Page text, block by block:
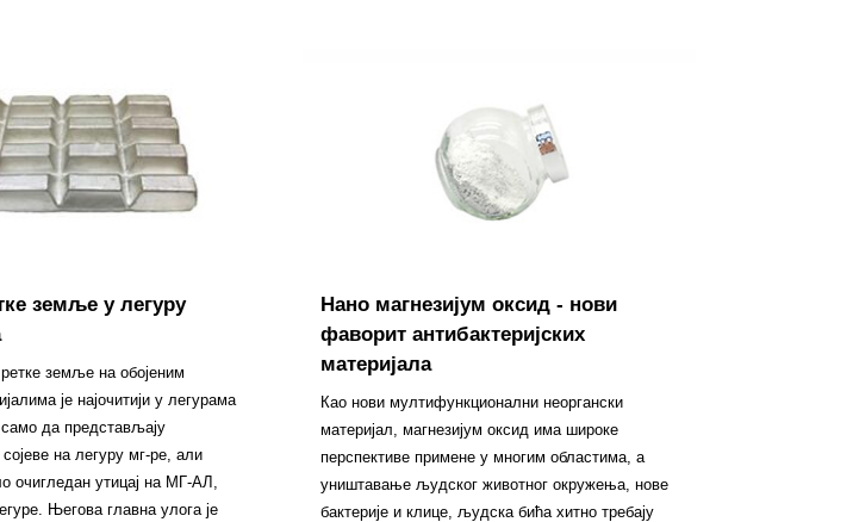
земље у легуру
земље на обојеним
је најочитији у легурама
да представљају
сојеве на легуру мг-ре, али
очигледан утицај на МГ-АЛ,
Његова главна улога је
Нано магнезијум оксид - нови
фаворит антибактеријских
материјала
Као нови мултифункционални неоргански
материјал, магнезијум оксид има широке
перспективе примене у многим областима, а
уништавање људског животног окружења, нове
бактерије и клице, људска бића хитно требају